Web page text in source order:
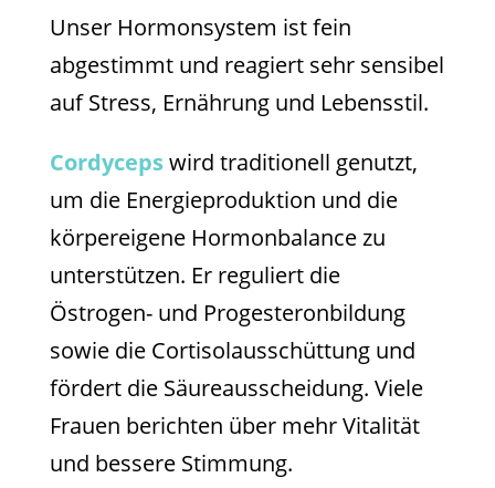
Unser Hormonsystem ist fein
abgestimmt und reagiert sehr sensibel
auf Stress, Ernährung und Lebensstil.
Cordycepswird traditionell genutzt,
um die Energieproduktion und die
körpereigene Hormonbalance zu
unterstützen. Er reguliert die
Östrogen- und Progesteronbildung
sowie die Cortisolausschüttung und
fördert die Säureausscheidung. Viele
Frauen berichten über mehr Vitalität
und bessere Stimmung.